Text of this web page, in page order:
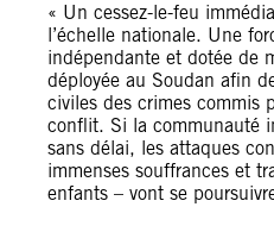
« Un cessez-le-feu
l’échelle nationale. Une
indépendante et dotée de
déployée au Soudan afin
civiles des crimes commis
conflit. Si la communauté
sans délai, les attaques
immenses souffrances et
enfants – vont se